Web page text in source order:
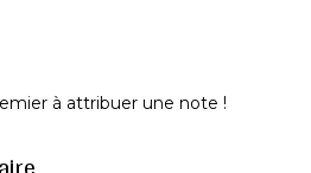
à attribuer une note !